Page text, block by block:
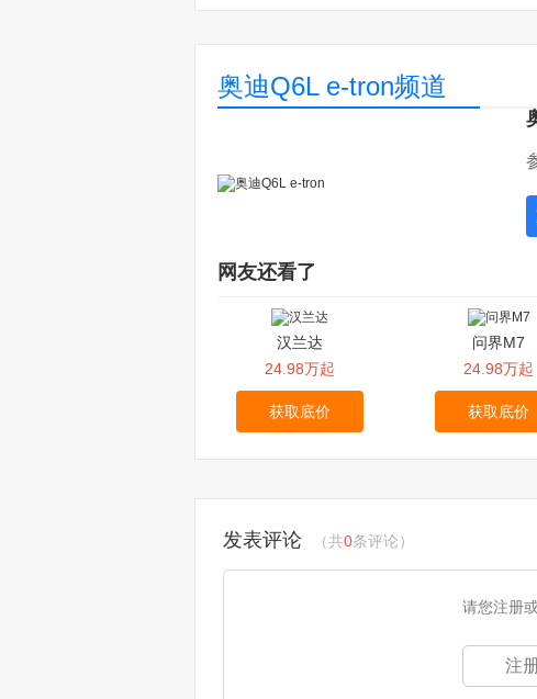
奥迪Q6L e-tron频道
网友还看了
汉兰达
24.98万起
获取底价
问界M7
24.98万起
获取底价
发表评论 （共0条评论）
请您注册
注